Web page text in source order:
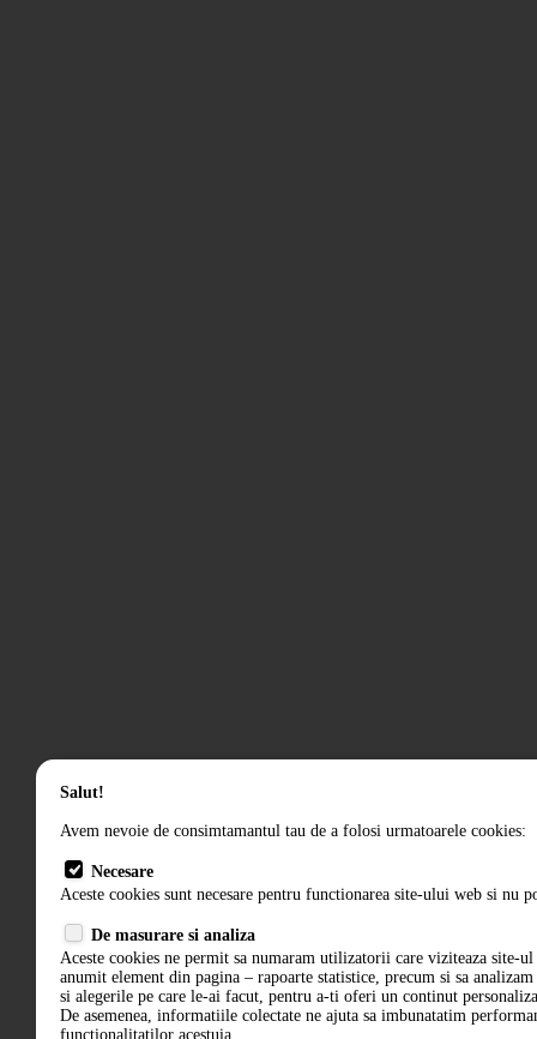
Salut!
Avem nevoie de consimtamantul tau de a folosi urmatoarele cookies:
Necesare
Aceste cookies sunt necesare pentru functionarea site-ului web si nu
De masurare si analiza
Aceste cookies ne permit sa numaram utilizatorii care viziteaza site-ul
anumit element din pagina – rapoarte statistice, precum si sa
si alegerile pe care le-ai facut, pentru a-ti oferi un continut
De asemenea, informatiile colectate ne ajuta sa imbunatatim
functionalitatilor acestuia.